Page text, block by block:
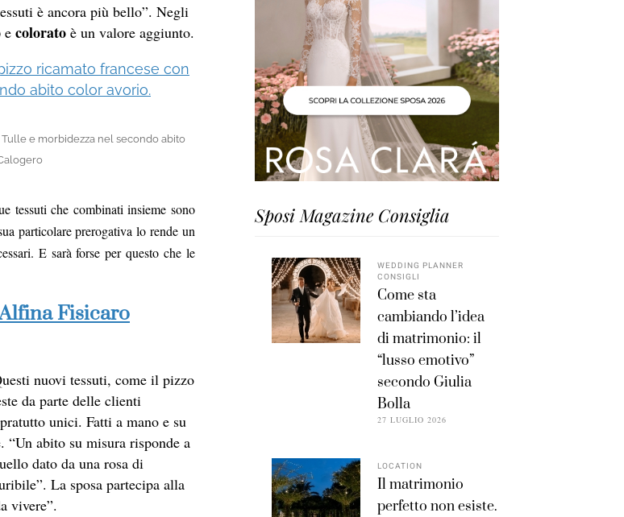
è ancora più bello”. Negli
e colorato è un valore aggiunto.
e morbidezza nel secondo abito
tessuti che combinati insieme sono
particolare prerogativa lo rende un
E sarà forse per questo che le
Fisicaro
nuovi tessuti, come il pizzo
da parte delle clienti
unici. Fatti a mano e su
“Un abito su misura risponde a
dato da una rosa di
La sposa partecipa alla
vivere”.
Sposi Magazine Consiglia
WEDDING PLANNER
CONSIGLI
Come sta
cambiando l’idea
di matrimonio: il
“lusso emotivo”
secondo Giulia
Bolla
27 LUGLIO 2026
LOCATION
Il matrimonio
perfetto non esiste.